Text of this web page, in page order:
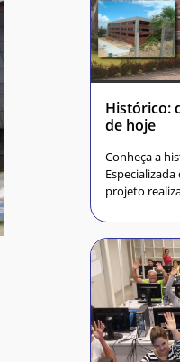
Histórico:
de hoje
Conheça a
Especializada
projeto